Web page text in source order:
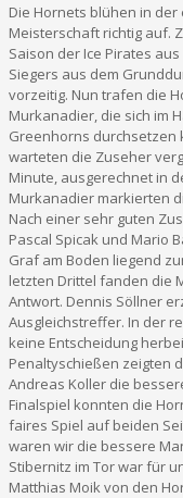
Die Hornets blühen in
Meisterschaft richtig auf.
Saison der Ice Pirates
Siegers aus dem
vorzeitig. Nun trafen die
Murkanadier, die sich im
Greenhorns durchsetzen
warteten die Zuseher
Minute, ausgerechnet in
Murkanadier markierten
Nach einer sehr guten
Pascal Spicak und Mario
Graf am Boden liegend
letzten Drittel fanden die
Antwort. Dennis Söllner
Ausgleichstreffer. In der
keine Entscheidung
Penaltyschießen zeigten
Andreas Koller die
Finalspiel konnten die
faires Spiel auf beiden
waren wir die bessere
Stibernitz im Tor war für
Matthias Moik von den